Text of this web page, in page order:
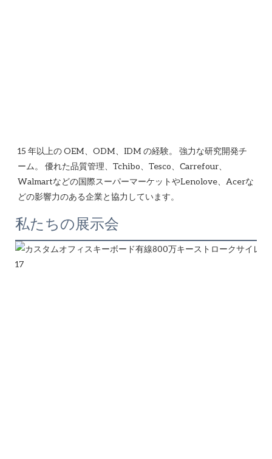
15 年以上の OEM、ODM、IDM の経験。 強力な研究開発チ
ーム。 優れた品質管理、Tchibo、Tesco、Carrefour、
Walmartなどの国際スーパーマーケットやLenolove、Acerな
私たちの展示会